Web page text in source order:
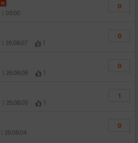
| 05:00
0
| 26.08.07 1
0
| 26.08.06 1
0
| 26.08.05 1
1
| 26.08.04
0